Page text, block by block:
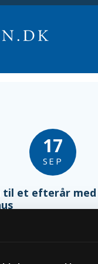
17
SEP
et efterår med